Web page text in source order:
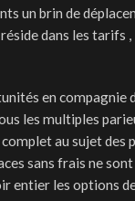
un brin de
dans les
en compagnie
les multiples
au sujet des
sans frais ne
entier les options